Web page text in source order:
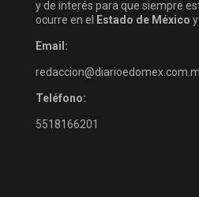
y de interés para que siempre
ocurre en el
Estado de México
Email:
Teléfono:
5518166201